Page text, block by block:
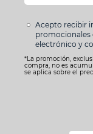
Acepto recibir
promocionales
electrónico y
*La promoción,
compra, no es
se aplica sobre el